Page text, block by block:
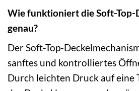
Wie funktioniert die Soft-Top-
genau?
Der Soft-Top-
sanftes und kontrolliertes
Durch leichten Druck auf eine